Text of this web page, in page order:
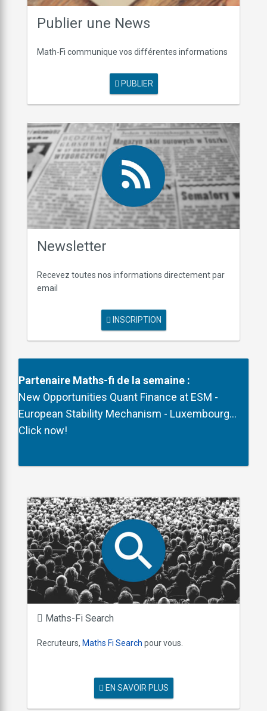
Publier une News
Math-Fi communique vos différentes informations
PUBLIER
Newsletter
Recevez toutes nos informations directement par
email
INSCRIPTION
Partenaire Maths-fi de la semaine :
New Opportunities Quant Finance at ESM -
European Stability Mechanism - Luxembourg...
Click now!
Maths-Fi Search
Recruteurs, Maths Fi Search pour vous.
EN SAVOIR PLUS